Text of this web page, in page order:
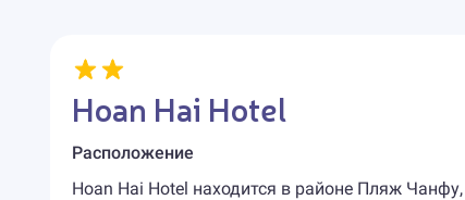
Hoan Hai Hotel
Расположение
Hoan Hai Hotel находится в районе Пляж